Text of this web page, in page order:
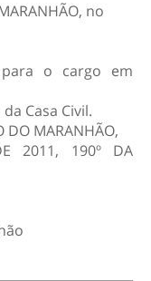
no
para o cargo em
Casa Civil.
DO MARANHÃO,
2011, 190º DA